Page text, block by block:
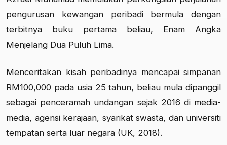
pengurusan kewangan peribadi bermula dengan
terbitnya buku pertama beliau, Enam Angka
Menjelang Dua Puluh Lima.
Menceritakan kisah peribadinya mencapai simpanan
RM100,000 pada usia 25 tahun, beliau mula dipanggil
sebagai penceramah undangan sejak 2016 di media-
media, agensi kerajaan, syarikat swasta, dan universiti
tempatan serta luar negara (UK, 2018).